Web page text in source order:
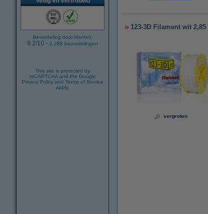
Beoordeling door klanten:
9.2/10 - 2.288 beoordelingen
This site is protected by
reCAPTCHA and the Google
Privacy Policy and Terms of Service
apply.
123-3D Filament wit
vergroten